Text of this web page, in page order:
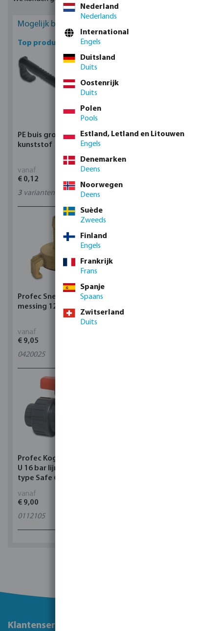
Mogelijk bent u geïnteresseerd
Top producten
PE buis grondklem
kunststof
vanaf
€ 0,12
3 varianten
Profec Kogelkraan
binnendraad type 100
Profec Snelkoppeling
messing 12 bar slangtule
vanaf
€ 9,05
0420025
Profec Kogelkraan PVC-
U 16 bar lijmmof grijs
type Safe 600
vanaf
€ 9,00
0112105
Klantenservice
Nederland
Nederlands
International
Engels
Duitsland
Duits
Oostenrijk
Duits
Polen
Pools
Estland, Letland en Litouwen
Engels
Denemarken
Deens
Noorwegen
Deens
Suède
Zweeds
Finland
Engels
Frankrijk
Frans
Spanje
Spaans
Zwitserland
Duits